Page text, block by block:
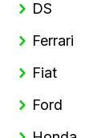
DS
Ferrari
Fiat
Ford